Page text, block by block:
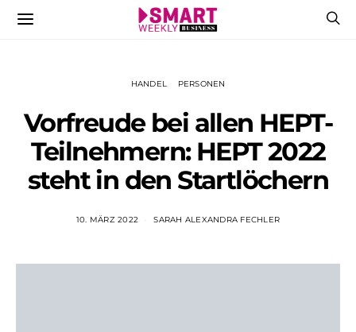
HANDEL PERSONEN
Vorfreude bei allen HEPT-
Teilnehmern: HEPT 2022
steht in den Startlöchern
10. MÄRZ 2022 SARAH ALEXANDRA FECHLER